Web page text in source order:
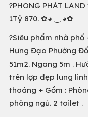
?PHONG PHÁT
1Tỷ 870. ✿◕ ‿ ◕✿
?Siêu phẩm nhà
Hưng Đạo Phường
51m2. Ngang 5m .
trên lợp đẹp lung
thoáng + Gồm :
phòng ngủ. 2 toilet .